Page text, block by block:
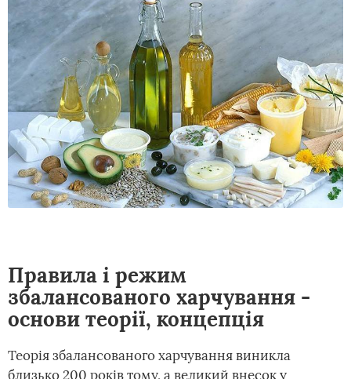
Правила і режим
збалансованого харчування -
основи теорії, концепція
Теорія збалансованого харчування виникла
близько 200 років тому, а великий внесок у